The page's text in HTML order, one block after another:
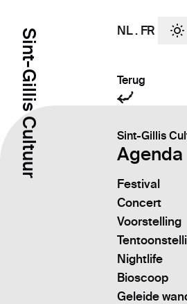
Sint-Gillis Cultuur NL . FR
Terug
Sint-Gillis
Agenda
Festival
Concert
Voorstelling
Nightlife
Bioscoop
Geleide